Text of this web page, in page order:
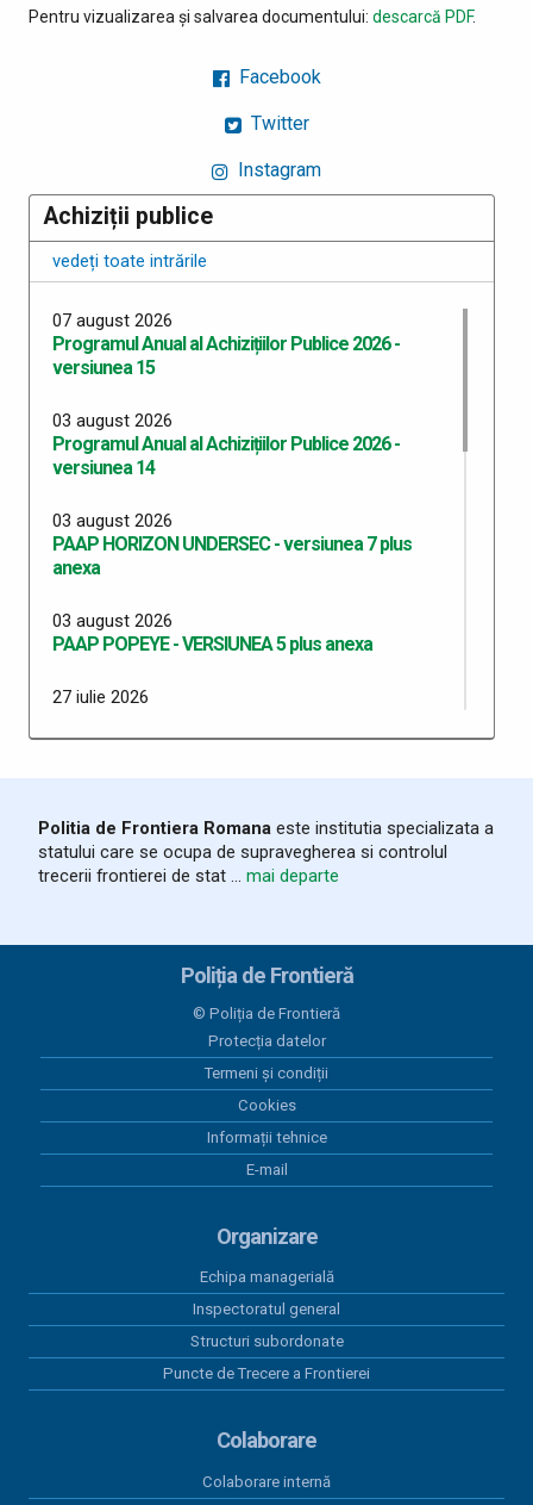
Pentru vizualizarea și salvarea documentului: descarcă PDF.
Facebook
Twitter
Instagram
Achiziții publice
vedeți toate intrările
07 august 2026
Programul Anual al Achizițiilor Publice 2026 -
versiunea 15
03 august 2026
Programul Anual al Achizițiilor Publice 2026 -
versiunea 14
03 august 2026
PAAP HORIZON UNDERSEC - versiunea 7 plus
anexa
03 august 2026
PAAP POPEYE - VERSIUNEA 5 plus anexa
27 iulie 2026
anexa
20 iulie 2026
PAAP RO SRB VERSIUNEA 10 plus Anexa
Programul Anual al Achizițiilor Publice 2026 -
versiunea 12
30 iunie 2026
Act adițional 8 amenajare mal Dunare Moldova-
Contract subsecvent 3 servicii asigurări auto RCA
2026
Contract subsecvent 2 servicii asigurări auto RCA
2026
Politia de Frontiera Romana este institutia specializata a
statului care se ocupa de supravegherea si controlul
trecerii frontierei de stat ... mai departe
Poliția de Frontieră
© Poliția de Frontieră
Protecția datelor
Termeni și condiții
Cookies
Informații tehnice
E-mail
Organizare
Echipa managerială
Inspectoratul general
Structuri subordonate
Puncte de Trecere a Frontierei
Colaborare
Colaborare internă